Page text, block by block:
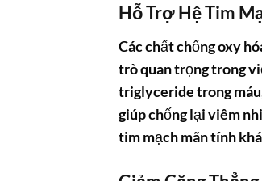
Hỗ Trợ Hệ Tim
Các chất chống oxy
trò quan trọng trong
triglyceride trong
giúp chống lại viêm
tim mạch mãn tính